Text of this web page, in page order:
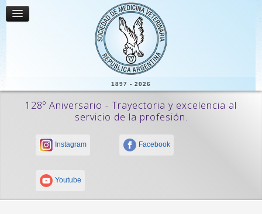
1897 - 2026
128º Aniversario - Trayectoria y excelencia al
servicio de la profesión.
Instagram Facebook
Youtube